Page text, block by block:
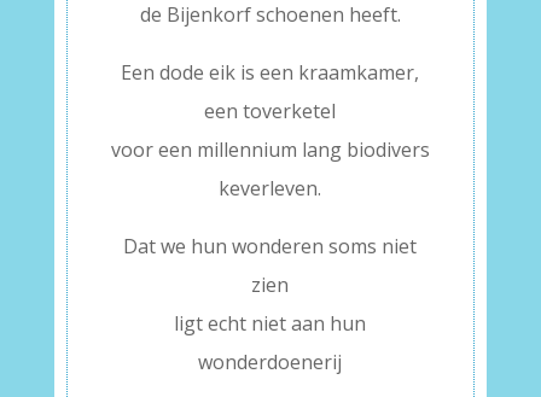
de Bijenkorf schoenen heeft.
Een dode eik is een kraamkamer,
een toverketel
voor een millennium lang biodivers
keverleven.
Dat we hun wonderen soms niet
zien
ligt echt niet aan hun
wonderdoenerij